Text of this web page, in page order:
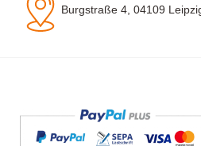
Burgstraße 4, 04109